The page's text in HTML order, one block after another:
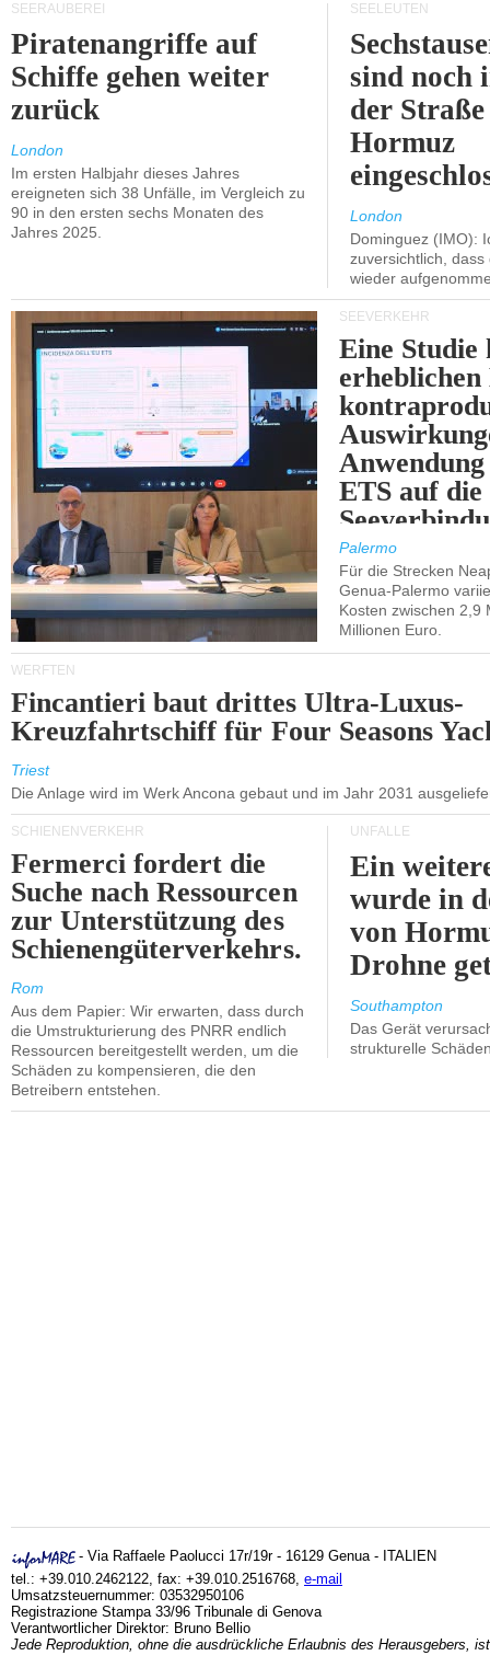
SEERÄUBEREI
Piratenangriffe auf
Schiffe gehen weiter
zurück
London
Im ersten Halbjahr dieses Jahres
ereigneten sich 38 Unfälle, im Vergleich zu
90 in den ersten sechs Monaten des
Jahres 2025.
SEELEUTEN
sind noch
der
Hormuz
London
Dominguez (IMO):
zuversichtlich,
wieder
SEEVERKEHR
Eine Studie
ETS auf die
Palermo
Für die Strecken
Genua-Palermo
Kosten zwischen 2,9
Millionen Euro.
WERFTEN
Fincantieri baut drittes Ultra-Luxus-
Kreuzfahrtschiff für Four Seasons
Triest
Die Anlage wird im Werk Ancona gebaut und im Jahr 2031
SCHIENENVERKEHR
Fermerci fordert die
Suche nach Ressourcen
zur Unterstützung des
Schienengüterverkehrs.
Rom
Aus dem Papier: Wir erwarten, dass durch
die Umstrukturierung des PNRR endlich
Ressourcen bereitgestellt werden, um die
Schäden zu kompensieren, die den
Betreibern entstehen.
UNFÄLLE
Ein
wurde in
von
Drohne
Southampton
Das Gerät
strukturelle
- Via Raffaele Paolucci 17r/19r - 16129 Genua - ITALIEN
tel.: +39.010.2462122, fax: +39.010.2516768, e-mail
Umsatzsteuernummer: 03532950106
Registrazione Stampa 33/96 Tribunale di Genova
Verantwortlicher Direktor: Bruno Bellio
Jede Reproduktion, ohne die ausdrückliche Erlaubnis des Herausgebers,